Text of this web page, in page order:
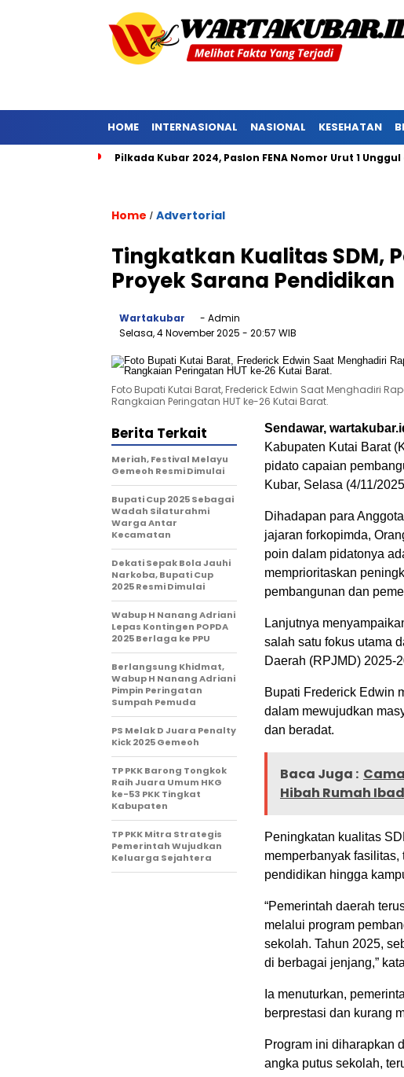
HOME INTERNASIONAL NASIONAL KESEHATAN
Pilkada Kubar 2024, Paslon FENA Nomor Urut 1 Unggul di
Home / Advertorial
Tingkatkan Kualitas SDM,
Proyek Sarana Pendidikan
Wartakubar
- Admin
Selasa, 4 November 2025 - 20:57 WIB
Foto Bupati Kutai Barat, Frederick Edwin Saat Menghadiri
Rangkaian Peringatan HUT ke-26 Kutai Barat.
Sendawar,
Kabupaten Kutai Barat
pidato capaian
Kubar, Selasa (4/11/
Dihadapan para
jajaran forkopimda,
poin dalam pidatonya
memprioritaskan
pembangunan dan
Lanjutnya
salah satu fokus utama
Daerah (RPJMD) 2025-
Bupati Frederick Edwin
dalam mewujudkan
dan beradat.
Baca Juga :
Hibah Rumah
Peningkatan kualitas
memperbanyak
pendidikan hingga
“Pemerintah daerah
melalui program
sekolah. Tahun 2025,
di berbagai jenjang,”
Ia menuturkan,
berprestasi dan kurang
Program ini diharapkan
angka putus sekolah,
Berita Terkait
Meriah, Festival Melayu
Gemeoh Resmi Dimulai
Bupati Cup 2025 Sebagai
Wadah Silaturahmi
Warga Antar
Kecamatan
Dekati Sepak Bola Jauhi
Narkoba, Bupati Cup
2025 Resmi Dimulai
Wabup H Nanang Adriani
Lepas Kontingen POPDA
2025 Berlaga ke PPU
Berlangsung Khidmat,
Wabup H Nanang Adriani
Pimpin Peringatan
Sumpah Pemuda
PS Melak D Juara Penalty
Kick 2025 Gemeoh
TP PKK Barong Tongkok
Raih Juara Umum HKG
ke-53 PKK Tingkat
Kabupaten
TP PKK Mitra Strategis
Pemerintah Wujudkan
Keluarga Sejahtera